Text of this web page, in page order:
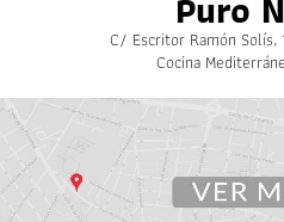
C/ Escritor Ramón Solís,
Cocina